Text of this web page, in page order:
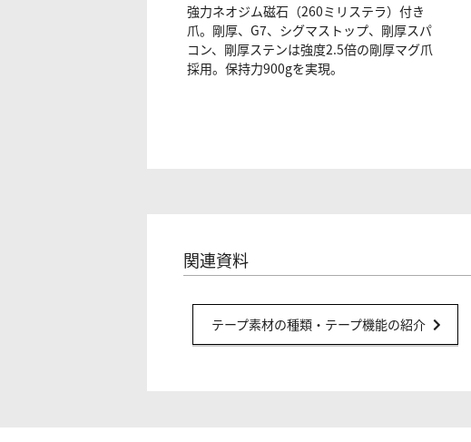
強力ネオジム磁石（260ミリステラ）付き
爪。剛厚、G7、シグマストップ、剛厚スパ
コン、剛厚ステンは強度2.5倍の剛厚マグ爪
採用。保持力900gを実現。
関連資料
テープ素材の種類・テープ機能の紹介